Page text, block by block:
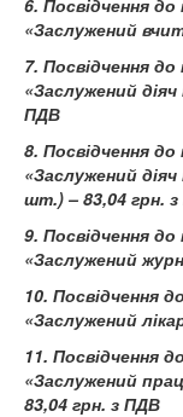
6. Посвідчення до
«Заслужений
7. Посвідчення до
«Заслужений
ПДВ
8. Посвідчення до
«Заслужений
шт.) – 83,04 грн.
9. Посвідчення до
«Заслужений
10. Посвідчення
«Заслужений
11. Посвідчення
«Заслужений
83,04 грн. з ПДВ